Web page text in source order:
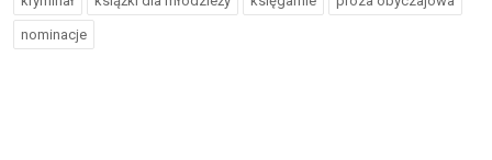
nominacje